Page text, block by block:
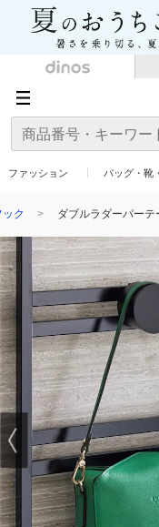
ファッション バッグ・靴
ク ダブルラダーパーテ